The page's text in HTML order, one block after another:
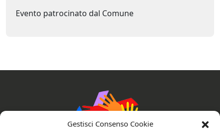
Gestisci Consenso Cookie
Evento patrocinato dal Comune